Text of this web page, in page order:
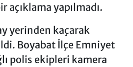
yapılmadı.
yerinden kaçarak
Boyabat İlçe Emniyet
polis ekipleri kamera